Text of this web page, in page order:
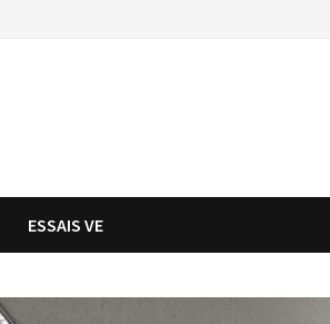
ESSAIS VE